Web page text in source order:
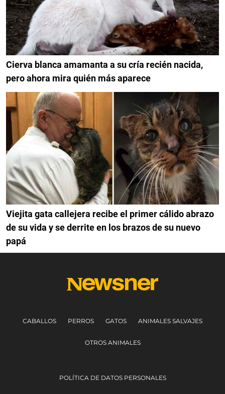
Cierva blanca amamanta a su cría recién nacida,
pero ahora mira quién más aparece
Viejita gata callejera recibe el primer cálido abrazo
de su vida y se derrite en los brazos de su nuevo
papá
CABALLOS PERROS GATOS ANIMALES SALVAJES
OTROS ANIMALES
POLÍTICA DE DATOS PERSONALES